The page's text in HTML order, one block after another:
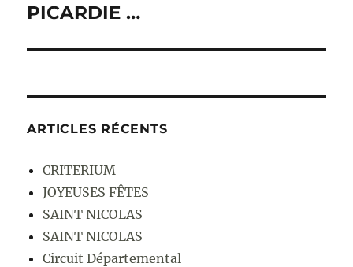
PICARDIE …
ARTICLES RÉCENTS
CRITERIUM
JOYEUSES FÊTES
SAINT NICOLAS
SAINT NICOLAS
Circuit Départemental